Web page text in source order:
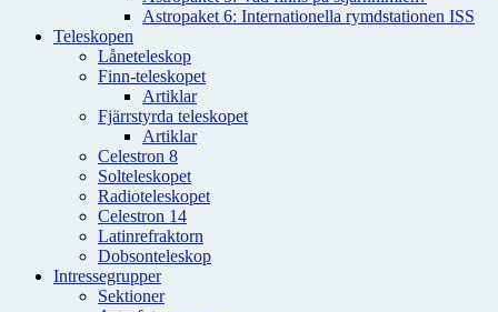
Astropaket 6: Internationella rymdstationen ISS
Teleskopen
Låneteleskop
Finn-teleskopet
Artiklar
Fjärrstyrda teleskopet
Artiklar
Celestron 8
Solteleskopet
Radioteleskopet
Celestron 14
Latinrefraktorn
Dobsonteleskop
Intressegrupper
Sektioner